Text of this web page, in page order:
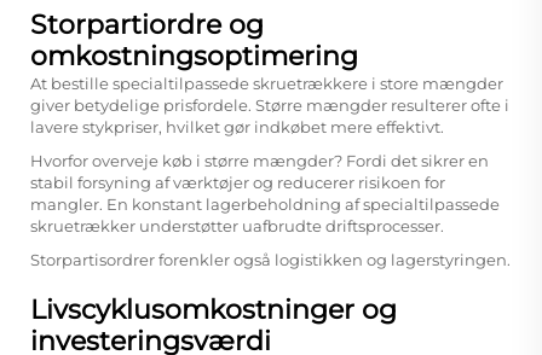
Storpartiordre og
omkostningsoptimering
At bestille specialtilpassede skruetrækkere i store mængder
giver betydelige prisfordele. Større mængder resulterer ofte i
lavere stykpriser, hvilket gør indkøbet mere effektivt.
Hvorfor overveje køb i større mængder? Fordi det sikrer en
stabil forsyning af værktøjer og reducerer risikoen for
mangler. En konstant lagerbeholdning af specialtilpassede
skruetrækker understøtter uafbrudte driftsprocesser.
Storpartisordrer forenkler også logistikken og lagerstyringen.
Livscyklusomkostninger og
investeringsværdi